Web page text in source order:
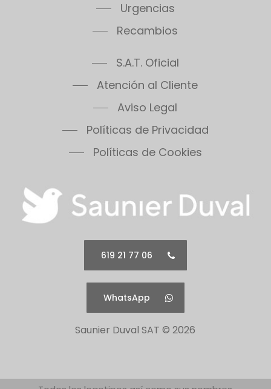
Urgencias
Recambios
S.A.T. Oficial
Atención al Cliente
Aviso Legal
Políticas de Privacidad
Políticas de Cookies
619 21 77 06
WhatsApp
Saunier Duval SAT ©2026